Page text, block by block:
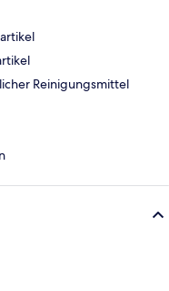
Reinigungsmittel